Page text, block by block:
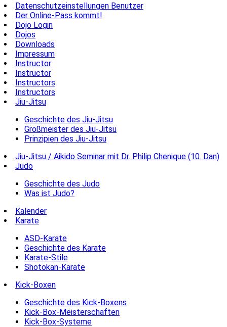
Datenschutzeinstellungen Benutzer
Der Online-Pass kommt!
Dojo Login
Dojos
Downloads
Impressum
Instructor
Instructor
Instructors
Instructors
Jiu-Jitsu
Geschichte des Jiu-Jitsu
Großmeister des Jiu-Jitsu
Prinzipien des Jiu-Jitsu
Jiu-Jitsu / Aikido Seminar mit Dr. Philip Chenique (10. Dan)
Judo
Geschichte des Judo
Was ist Judo?
Kalender
Karate
ASD-Karate
Geschichte des Karate
Karate-Stile
Shotokan-Karate
Kick-Boxen
Geschichte des Kick-Boxens
Kick-Box-Meisterschaften
Kick-Box-Systeme